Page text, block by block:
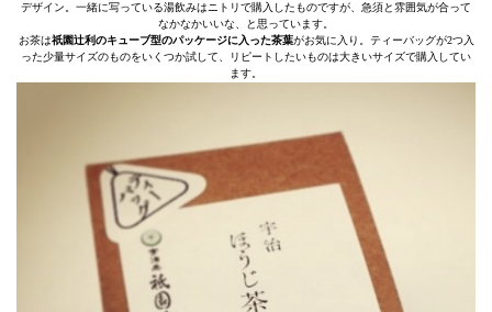
デザイン。一緒に写っている湯飲みはニトリで購入したものですが、急須と雰囲気が合って
なかなかいいな、と思っています。
お茶は祇園辻利のキューブ型のパッケージに入った茶葉がお気に入り。ティーバッグが2つ入
った少量サイズのものをいくつか試して、リピートしたいものは大きいサイズで購入してい
ます。